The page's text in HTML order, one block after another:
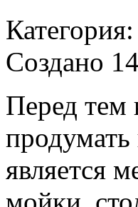
Категория:
Создано
Перед тем
является